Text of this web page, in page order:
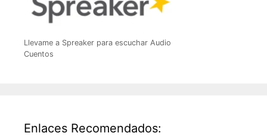
Llevame a Spreaker para escuchar Audio
Cuentos
Enlaces Recomendados: